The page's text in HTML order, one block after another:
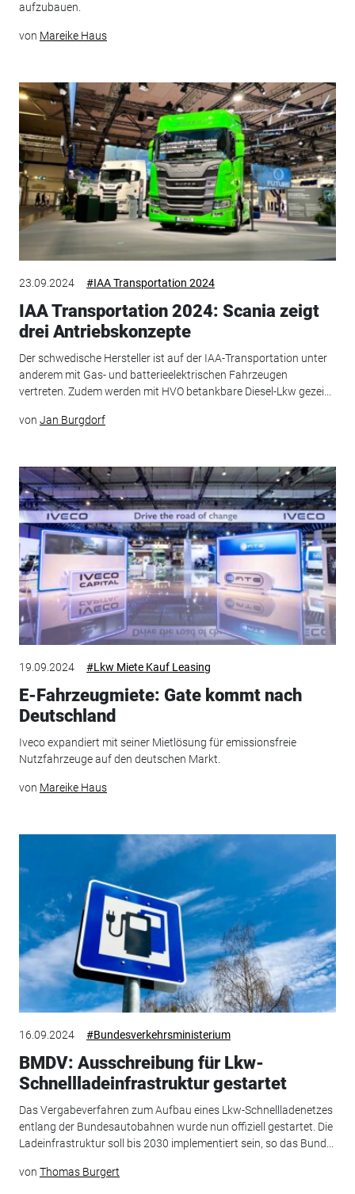
aufzubauen.
von Mareike Haus
23.09.2024 #IAA Transportation 2024
IAA Transportation 2024: Scania zeigt
drei Antriebskonzepte
Der schwedische Hersteller ist auf der IAA-Transportation unter
anderem mit Gas- und batterieelektrischen Fahrzeugen
vertreten. Zudem werden mit HVO betankbare Diesel-Lkw gezei...
von Jan Burgdorf
19.09.2024 #Lkw Miete Kauf Leasing
E-Fahrzeugmiete: Gate kommt nach
Deutschland
Iveco expandiert mit seiner Mietlösung für emissionsfreie
Nutzfahrzeuge auf den deutschen Markt.
von Mareike Haus
16.09.2024 #Bundesverkehrsministerium
BMDV: Ausschreibung für Lkw-
Schnellladeinfrastruktur gestartet
Das Vergabeverfahren zum Aufbau eines Lkw-Schnellladenetzes
entlang der Bundesautobahnen wurde nun offiziell gestartet. Die
Ladeinfrastruktur soll bis 2030 implementiert sein, so das Bund...
von Thomas Burgert